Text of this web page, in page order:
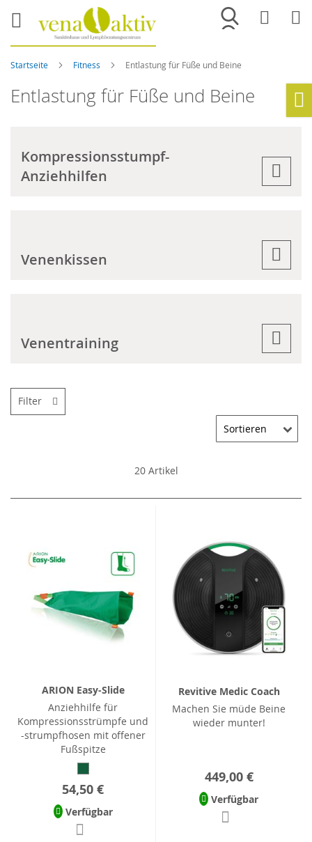
Merkliste
Startseite Fitness Entlastung für Füße und Beine
Entlastung für Füße und Beine
Kompressionsstumpf-
Anziehhilfen
Venenkissen
Venentraining
20Artikel
ARION Easy-Slide
Anziehhilfe für
Kompressionsstrümpfe und
-strumpfhosen mit offener
Fußspitze
54,50 €
Verfügbar
Revitive Medic Coach
Machen Sie müde Beine
wieder munter!
449,00 €
Verfügbar
Filter